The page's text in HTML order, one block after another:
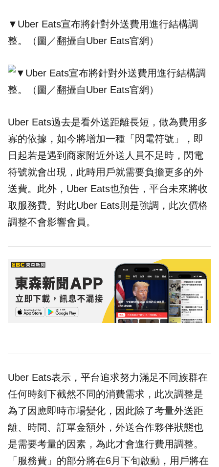
▼Uber Eats宣布將針對外送費用進行結構調
整。（圖／翻攝自Uber Eats官網）
Uber Eats過去是看外送距離長短，做為費用多
寡的依據，如今將增加一種「閃電符號」，即
日起若是遇到商家附近外送人員不足時，閃電
符號就會出現，此時用戶就需要負擔更多的外
送費。此外，Uber Eats也預告，平台未來將收
取服務費。對此Uber Eats則是強調，此次價格
調整不會影響會員。
Uber Eats表示，平台追求努力滿足不同族群在
任何時刻下截然不同的消費需求，此次調整是
為了因應即時市場變化，因此除了考量外送距
離、時間、訂單金額外，外送合作夥伴狀態也
是需要考量的因素，為此才會進行費用調整。
「服務費」的部分將在6月下旬啟動，用戶將在